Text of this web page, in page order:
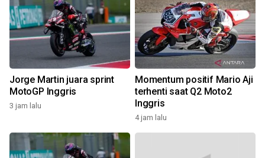
Jorge Martin juara sprint
MotoGP Inggris
3 jam lalu
Momentum positif Mario Aji
terhenti saat Q2 Moto2
Inggris
4 jam lalu